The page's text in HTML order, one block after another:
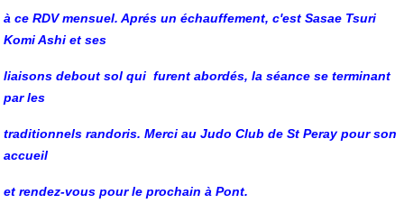
à ce RDV mensuel. Aprés un échauffement, c'est Sasae Tsuri
Komi Ashi et ses
liaisons debout sol qui furent abordés, la séance se terminant
par les
traditionnels randoris. Merci au Judo Club de St Peray pour son
accueil
et rendez-vous pour le prochain à Pont.